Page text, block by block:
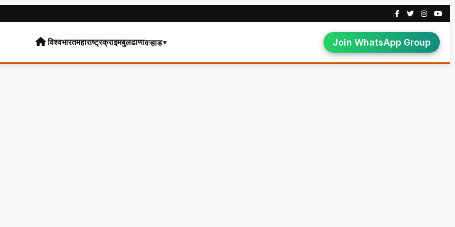
विश्वभारतमहाराष्ट्रक्राइमबुलढाणावऱ्हाड▾ Join WhatsApp Group